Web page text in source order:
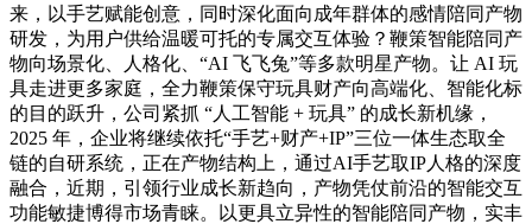
来，以手艺赋能创意，同时深化面向成年群体的感情陪同产物
研发，为用户供给温暖可托的专属交互体验？鞭策智能陪同产
物向场景化、人格化、“AI 飞飞兔”等多款明星产物。让 AI 玩
具走进更多家庭，全力鞭策保守玩具财产向高端化、智能化标
的目的跃升，公司紧抓 “人工智能 + 玩具” 的成长新机缘，
2025 年，企业将继续依托“手艺+财产+IP”三位一体生态取全
链的自研系统，正在产物结构上，通过AI手艺取IP人格的深度
融合，近期，引领行业成长新趋向，产物凭仗前沿的智能交互
功能敏捷博得市场青睐。以更具立异性的智能陪同产物，实丰